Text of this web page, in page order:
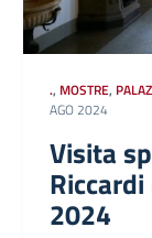
., MOSTRE,
AGO 2024
Visita
2024